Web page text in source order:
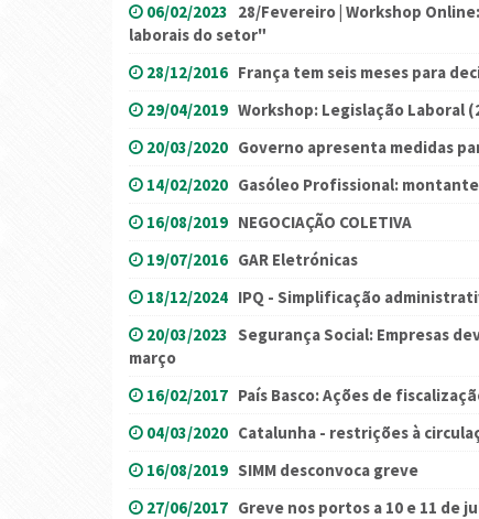
06/02/2023 28/Fevereiro | Workshop
laborais do setor"
28/12/2016 França tem seis meses para
29/04/2019 Workshop: Legislação Laboral
20/03/2020 Governo apresenta medidas
14/02/2020 Gasóleo Profissional:
16/08/2019 NEGOCIAÇÃO COLETIVA
19/07/2016 GAR Eletrónicas
18/12/2024 IPQ - Simplificação
20/03/2023 Segurança Social: Empresas
março
16/02/2017 País Basco: Ações de
04/03/2020 Catalunha - restrições à
16/08/2019 SIMM desconvoca greve
27/06/2017 Greve nos portos a 10 e 11 de